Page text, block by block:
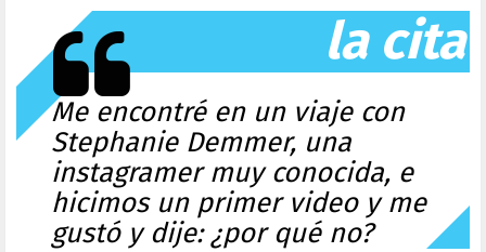
la cita
Me encontré en un viaje con
Stephanie Demmer, una
instagramer muy conocida, e
hicimos un primer video y me
gustó y dije: ¿por qué no?